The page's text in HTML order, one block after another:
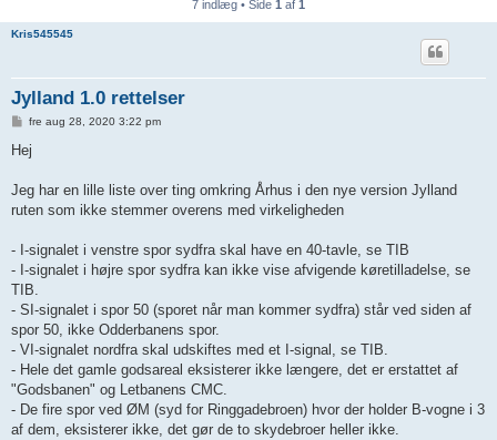
7 indlæg • Side 1 af 1
Kris545545
Jylland 1.0 rettelser
d
g
fre aug 28, 2020 3:22 pm
Hej
Jeg har en lille liste over ting omkring Århus i den nye version Jylland
ruten som ikke stemmer overens med virkeligheden
- I-signalet i venstre spor sydfra skal have en 40-tavle, se TIB
- I-signalet i højre spor sydfra kan ikke vise afvigende køretilladelse, se
TIB.
- SI-signalet i spor 50 (sporet når man kommer sydfra) står ved siden af
spor 50, ikke Odderbanens spor.
- VI-signalet nordfra skal udskiftes med et I-signal, se TIB.
- Hele det gamle godsareal eksisterer ikke længere, det er erstattet af
"Godsbanen" og Letbanens CMC.
- De fire spor ved ØM (syd for Ringgadebroen) hvor der holder B-vogne i 3
af dem, eksisterer ikke, det gør de to skydebroer heller ikke.